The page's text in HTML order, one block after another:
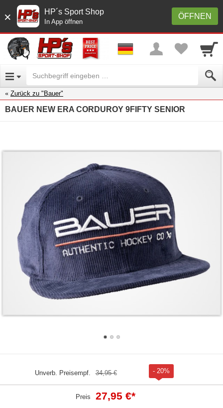
× ÖFFNEN
HP´s Sport Shop
In App öffnen
Zurück zu "Bauer"
BAUER NEW ERA CORDUROY 9FIFTY SENIOR
Unverb. Preisempf. 34,95 € - 20%
Preis 27,95 €*